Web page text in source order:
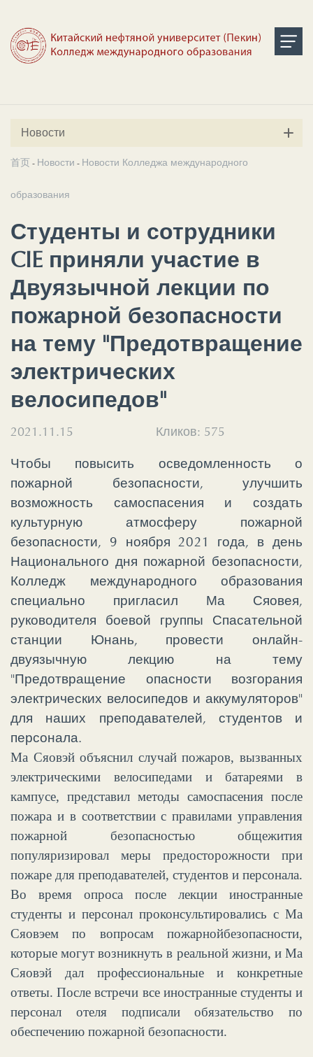
Новости
首页- Новости - Новости Колледжа международного
образования
Студенты и сотрудники
CIE приняли участие в
Двуязычной лекции по
пожарной безопасности
на тему "Предотвращение
электрических
велосипедов"
2021.11.15 Кликов: 575
Чтобы повысить осведомленность о
пожарной безопасности, улучшить
возможность самоспасения и создать
культурную атмосферу пожарной
безопасности, 9 ноября 2021 года, в день
Национального дня пожарной безопасности,
Колледж международного образования
специально пригласил Ма Сяовея,
руководителя боевой группы Спасательной
станции Юнань, провести онлайн-
двуязычную лекцию на тему
"Предотвращение опасности возгорания
электрических велосипедов и аккумуляторов"
для наших преподавателей, студентов и
персонала.
Ма Сяовэй объяснил случай пожаров, вызванных
электрическими велосипедами и батареями в
кампусе, представил методы самоспасения после
пожара и в соответствии с правилами управления
пожарной безопасностью общежития
популяризировал меры предосторожности при
пожаре для преподавателей, студентов и персонала.
Во время опроса после лекции иностранные
студенты и персонал проконсультировались с Ма
Сяовэем по вопросам пожарнойбезопасности,
которые могут возникнуть в реальной жизни, и Ма
Сяовэй дал профессиональные и конкретные
ответы. После встречи все иностранные студенты и
персонал отеля подписали обязательство по
обеспечению пожарной безопасности.